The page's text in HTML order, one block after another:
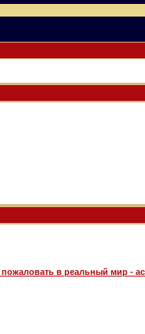
в реальный мир -